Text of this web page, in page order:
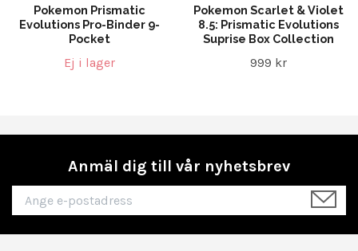
Pokemon Prismatic
Evolutions Pro-Binder 9-
Pocket
Ej i lager
Pokemon Scarlet & Violet
8.5: Prismatic Evolutions
Suprise Box Collection
999 kr
Anmäl dig till vår nyhetsbrev